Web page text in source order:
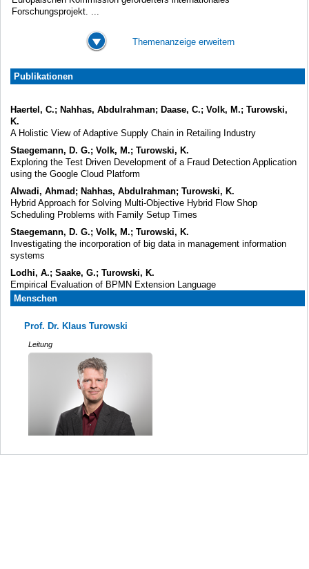
Forschungsprojekt. ...
Themenanzeige erweitern
Publikationen
Haertel, C.; Nahhas, Abdulrahman; Daase, C.; Volk, M.; Turowski,
K.
A Holistic View of Adaptive Supply Chain in Retailing Industry
Staegemann, D. G.; Volk, M.; Turowski, K.
Exploring the Test Driven Development of a Fraud Detection Application
using the Google Cloud Platform
Alwadi, Ahmad; Nahhas, Abdulrahman; Turowski, K.
Hybrid Approach for Solving Multi-Objective Hybrid Flow Shop
Scheduling Problems with Family Setup Times
Staegemann, D. G.; Volk, M.; Turowski, K.
Investigating the incorporation of big data in management information
systems
Lodhi, A.; Saake, G.; Turowski, K.
Empirical Evaluation of BPMN Extension Language
Menschen
Prof. Dr. Klaus Turowski
Leitung